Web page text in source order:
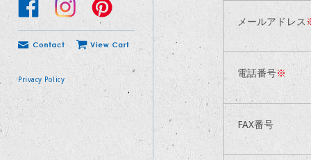
Privacy Policy
メールアドレス
電話番号※
FAX番号